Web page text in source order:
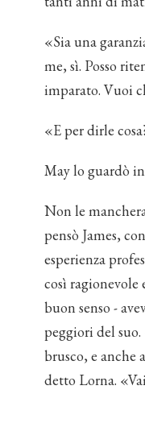
«Sia una
me, sì. Posso
imparato. Vuoi
«E per dirle
May lo guardò
Non le
pensò James,
esperienza
così ragionevole
buon senso -
peggiori del suo.
brusco, e anche
detto Lorna.